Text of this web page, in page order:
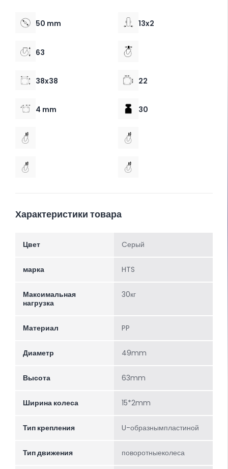
50 mm 13x2
63
38x38 22
4 mm 30
Характеристики товара
Цвет Cерый
марка HTS
Максимальная
нагрузка
30кг
Материал PP
Диаметр 49mm
Высота 63mm
Ширина колеса 15*2mm
Тип крепления U-образнымпластиной
Тип движения поворотныеколеса